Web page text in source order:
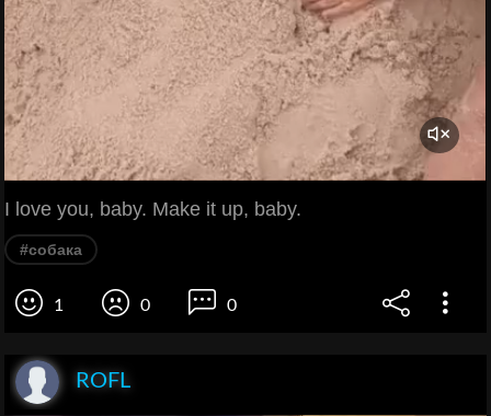
I love you, baby. Make it up, baby.
#собака
1 0 0
ROFL